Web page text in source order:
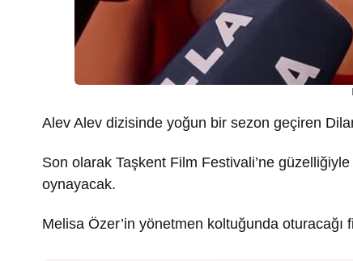
Alev Alev dizisinde yoğun bir sezon geçiren
Son olarak Taşkent Film Festivali’ne
oynayacak.
Melisa Özer’in yönetmen koltuğunda oturacağı